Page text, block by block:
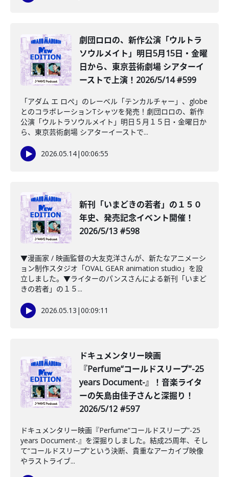
劇団ロロの、新作公演「ウルトラ
ソウルメイト」明日5月15日・金曜
日から、東京芸術劇場 シアターイ
ーストで上演！2026/5/14 #599
「アダム エ ロぺ」のレーベル「テンカルチャー」、globe
とのコラボレーションTシャツを発売！劇団ロロの、新作
公演「ウルトラソウルメイト」明日５月１５日・金曜日か
ら、東京芸術劇場 シアターイーストで...
2026.05.14|00:06:55
新刊「いまどきの若者」の１５０
年史、発売記念イベント開催！
2026/5/13 #598
▼漫画家 / 映画監督の大友克洋さんが、新たなアニメーシ
ョン制作スタジオ「OVAL GEAR animation studio」を設
立しました。▼ライターのパンスさんによる新刊「いまど
きの若者」の１５...
2026.05.13 |00:09:11
️ドキュメンタリー映画
『Perfume“コールドスリープ”-25
years Document-』！音楽ライタ
ーの矢島由佳子さんと深掘り！
2026/5/12 #597
ドキュメンタリー映画『Perfume“コールドスリープ”-25
years Document-』を深掘りしました。結成25周年、そし
て“コールドスリープ”という決断、貴重なアーカイブ映像
やラストライブ...